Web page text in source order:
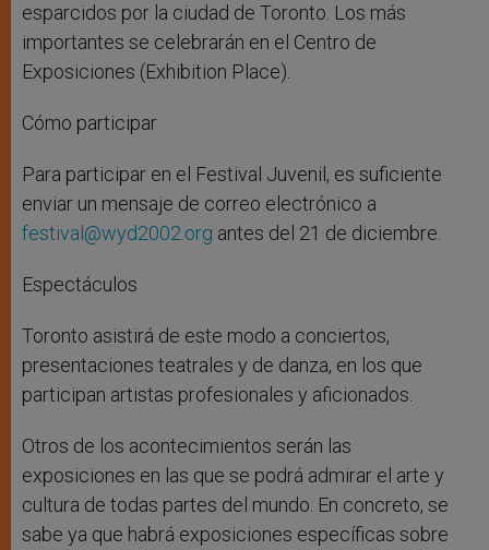
esparcidos por la ciudad de Toronto. Los más
importantes se celebrarán en el Centro de
Exposiciones (Exhibition Place).
Cómo participar
Para participar en el Festival Juvenil, es suficiente
enviar un mensaje de correo electrónico a
festival@wyd2002.org antes del 21 de diciembre.
Espectáculos
Toronto asistirá de este modo a conciertos,
presentaciones teatrales y de danza, en los que
participan artistas profesionales y aficionados.
Otros de los acontecimientos serán las
exposiciones en las que se podrá admirar el arte y
cultura de todas partes del mundo. En concreto, se
sabe ya que habrá exposiciones específicas sobre